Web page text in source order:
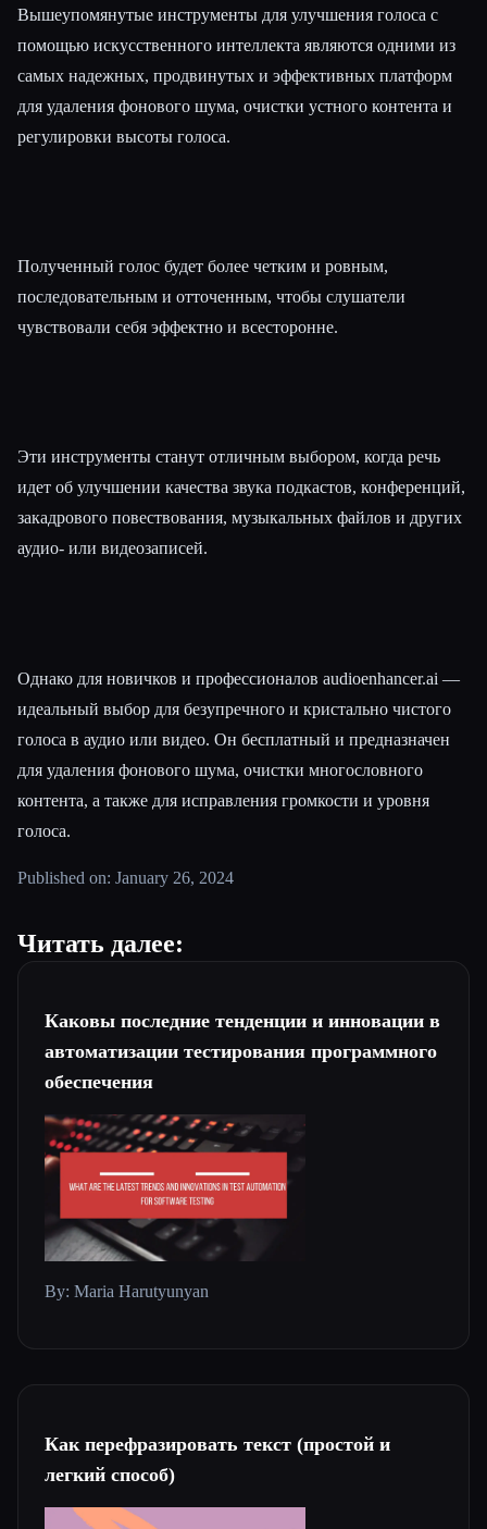
Вышеупомянутые инструменты для улучшения голоса с
помощью искусственного интеллекта являются одними из
самых надежных, продвинутых и эффективных платформ
для удаления фонового шума, очистки устного контента и
регулировки высоты голоса.
Полученный голос будет более четким и ровным,
последовательным и отточенным, чтобы слушатели
чувствовали себя эффектно и всесторонне.
Эти инструменты станут отличным выбором, когда речь
идет об улучшении качества звука подкастов, конференций,
закадрового повествования, музыкальных файлов и других
аудио- или видеозаписей.
Однако для новичков и профессионалов audioenhancer.ai —
идеальный выбор для безупречного и кристально чистого
голоса в аудио или видео. Он бесплатный и предназначен
для удаления фонового шума, очистки многословного
контента, а также для исправления громкости и уровня
голоса.
Published on: January 26, 2024
Читать далее:
Каковы последние тенденции и инновации в
автоматизации тестирования программного
обеспечения
By: Maria Harutyunyan
Как перефразировать текст (простой и
легкий способ)